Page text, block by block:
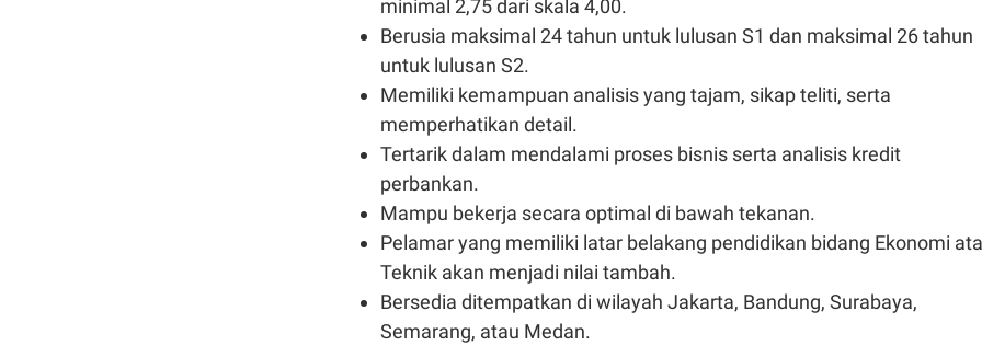
minimal 2,75 dari skala 4,00.
Berusia maksimal 24 tahun untuk lulusan S1 dan maksimal 26 tahun
untuk lulusan S2.
Memiliki kemampuan analisis yang tajam, sikap teliti, serta
memperhatikan detail.
Tertarik dalam mendalami proses bisnis serta analisis kredit
perbankan.
Mampu bekerja secara optimal di bawah tekanan.
Pelamar yang memiliki latar belakang pendidikan bidang Ekonomi
Teknik akan menjadi nilai tambah.
Bersedia ditempatkan di wilayah Jakarta, Bandung, Surabaya,
Semarang, atau Medan.